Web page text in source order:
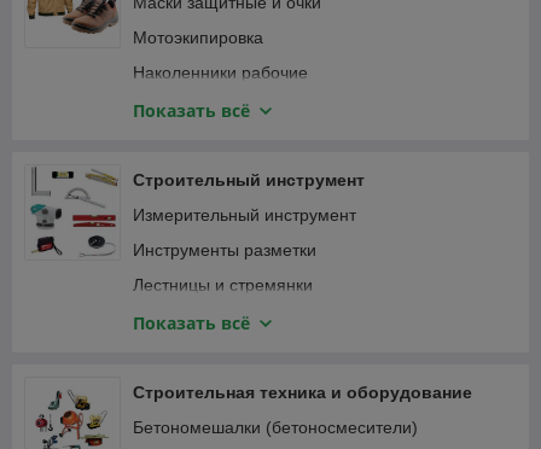
Мотоэкипировка
Наколенники рабочие
Наушники
Привязь страховочная
Спецодежда
Показать всё
Строительный инструмент
Измерительный инструмент
Инструменты разметки
Лестницы и стремянки
Зажимы
Монтажный инструмент
Мусоропровод
Показать всё
Строительная техника и оборудование
Бетономешалки (бетоносмесители)